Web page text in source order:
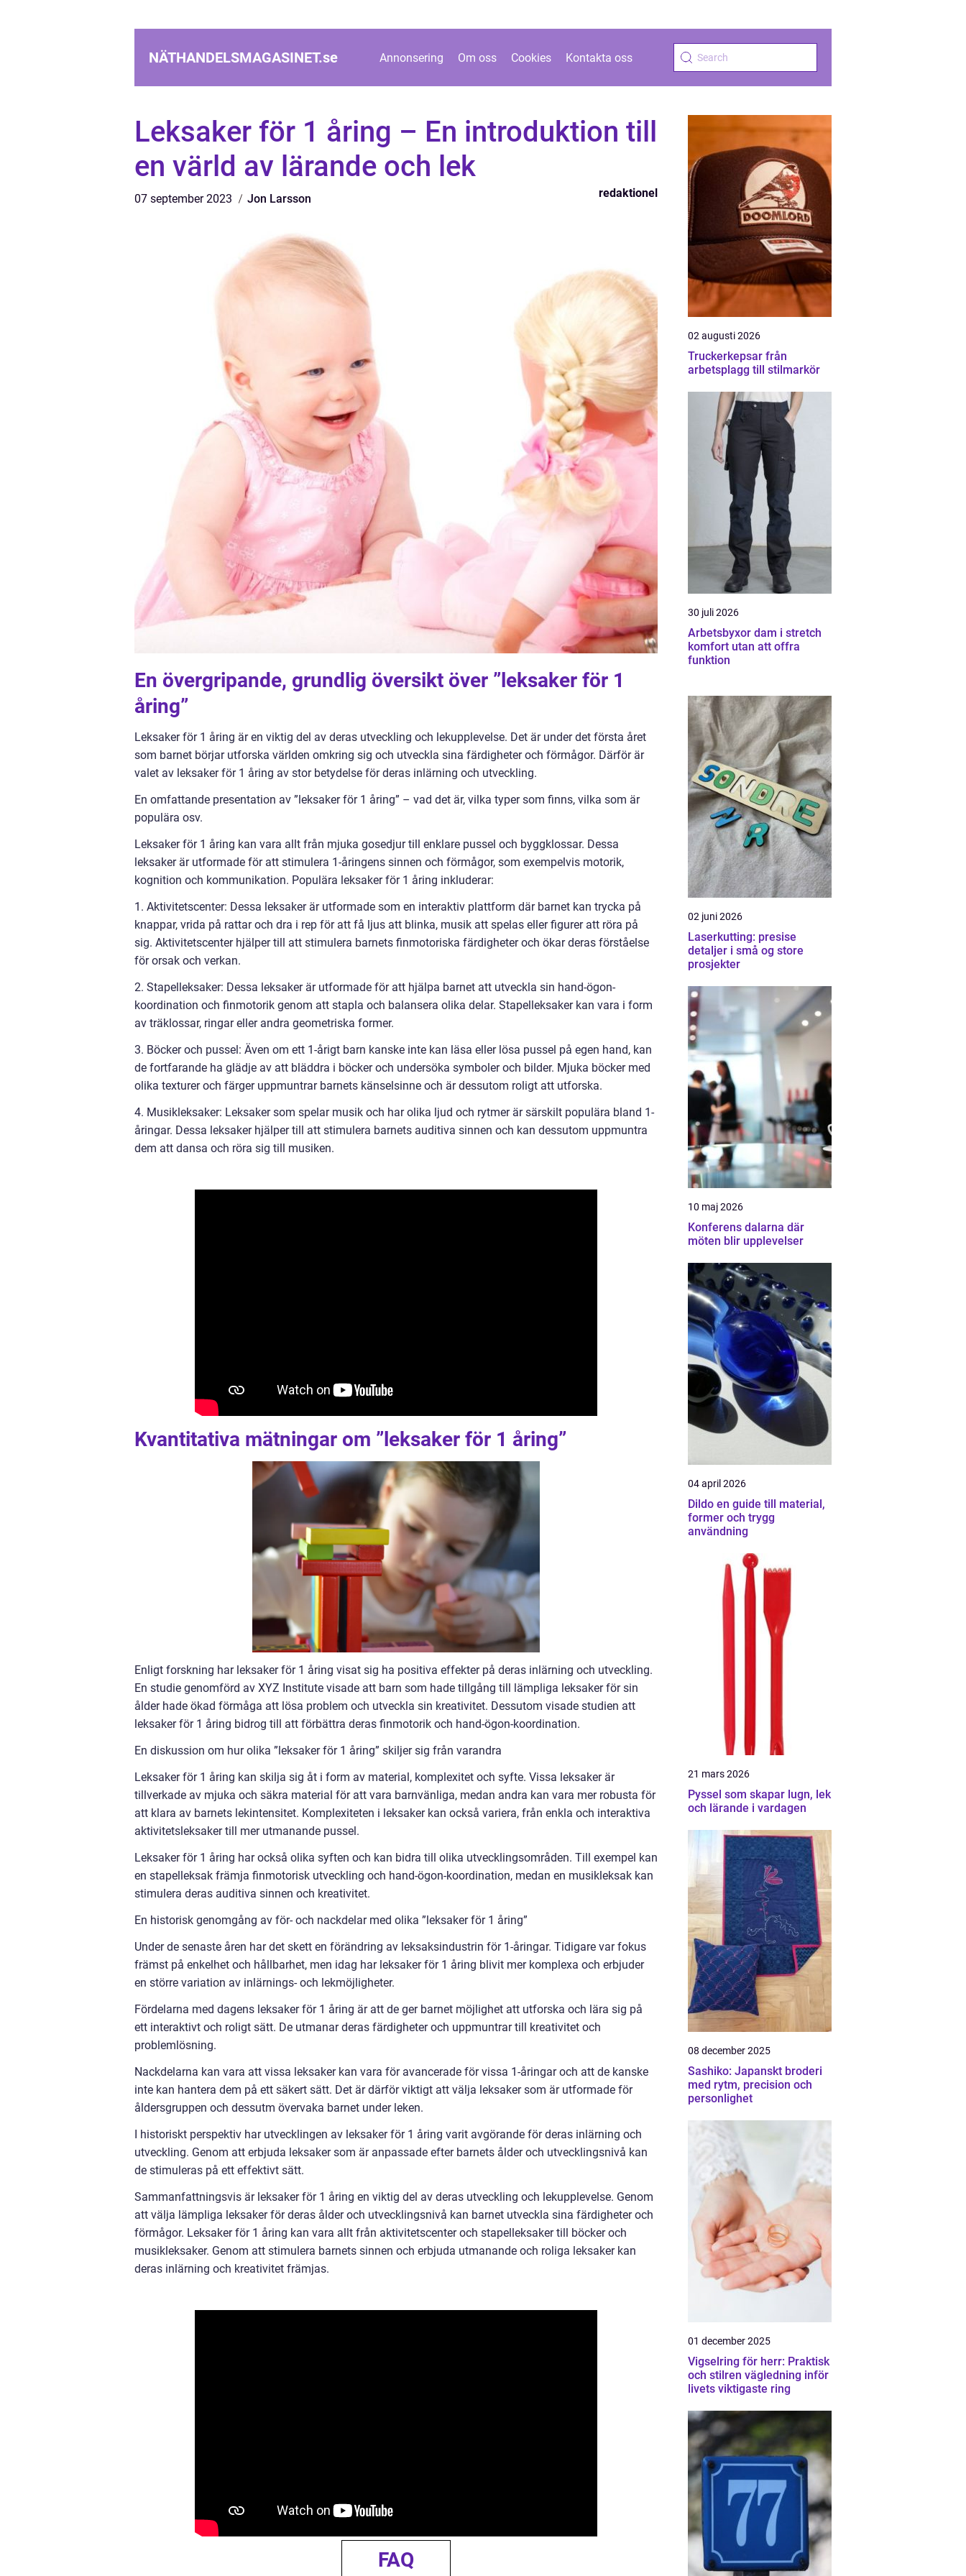
NÄTHANDELSMAGASINET.se Annonsering Om oss Cookies Kontakta oss
Leksaker för 1 åring – En introduktion till
en värld av lärande och lek
07 september 2023 Jon Larsson redaktionel
En övergripande, grundlig översikt över ”leksaker för 1
åring”
Leksaker för 1 åring är en viktig del av deras utveckling och lekupplevelse. Det är under det första året
som barnet börjar utforska världen omkring sig och utveckla sina färdigheter och förmågor. Därför är
valet av leksaker för 1 åring av stor betydelse för deras inlärning och utveckling.
En omfattande presentation av ”leksaker för 1 åring” – vad det är, vilka typer som finns, vilka som är
populära osv.
Leksaker för 1 åring kan vara allt från mjuka gosedjur till enklare pussel och byggklossar. Dessa
leksaker är utformade för att stimulera 1-åringens sinnen och förmågor, som exempelvis motorik,
kognition och kommunikation. Populära leksaker för 1 åring inkluderar:
1. Aktivitetscenter: Dessa leksaker är utformade som en interaktiv plattform där barnet kan trycka på
knappar, vrida på rattar och dra i rep för att få ljus att blinka, musik att spelas eller figurer att röra på
sig. Aktivitetscenter hjälper till att stimulera barnets finmotoriska färdigheter och ökar deras förståelse
för orsak och verkan.
2. Stapelleksaker: Dessa leksaker är utformade för att hjälpa barnet att utveckla sin hand-ögon-
koordination och finmotorik genom att stapla och balansera olika delar. Stapelleksaker kan vara i form
av träklossar, ringar eller andra geometriska former.
3. Böcker och pussel: Även om ett 1-årigt barn kanske inte kan läsa eller lösa pussel på egen hand, kan
de fortfarande ha glädje av att bläddra i böcker och undersöka symboler och bilder. Mjuka böcker med
olika texturer och färger uppmuntrar barnets känselsinne och är dessutom roligt att utforska.
4. Musikleksaker: Leksaker som spelar musik och har olika ljud och rytmer är särskilt populära bland 1-
åringar. Dessa leksaker hjälper till att stimulera barnets auditiva sinnen och kan dessutom uppmuntra
dem att dansa och röra sig till musiken.
Kvantitativa mätningar om ”leksaker för 1 åring”
Enligt forskning har leksaker för 1 åring visat sig ha positiva effekter på deras inlärning och utveckling.
En studie genomförd av XYZ Institute visade att barn som hade tillgång till lämpliga leksaker för sin
ålder hade ökad förmåga att lösa problem och utveckla sin kreativitet. Dessutom visade studien att
leksaker för 1 åring bidrog till att förbättra deras finmotorik och hand-ögon-koordination.
En diskussion om hur olika ”leksaker för 1 åring” skiljer sig från varandra
Leksaker för 1 åring kan skilja sig åt i form av material, komplexitet och syfte. Vissa leksaker är
tillverkade av mjuka och säkra material för att vara barnvänliga, medan andra kan vara mer robusta för
att klara av barnets lekintensitet. Komplexiteten i leksaker kan också variera, från enkla och interaktiva
aktivitetsleksaker till mer utmanande pussel.
Leksaker för 1 åring har också olika syften och kan bidra till olika utvecklingsområden. Till exempel kan
en stapelleksak främja finmotorisk utveckling och hand-ögon-koordination, medan en musikleksak kan
stimulera deras auditiva sinnen och kreativitet.
En historisk genomgång av för- och nackdelar med olika ”leksaker för 1 åring”
Under de senaste åren har det skett en förändring av leksaksindustrin för 1-åringar. Tidigare var fokus
främst på enkelhet och hållbarhet, men idag har leksaker för 1 åring blivit mer komplexa och erbjuder
en större variation av inlärnings- och lekmöjligheter.
Fördelarna med dagens leksaker för 1 åring är att de ger barnet möjlighet att utforska och lära sig på
ett interaktivt och roligt sätt. De utmanar deras färdigheter och uppmuntrar till kreativitet och
problemlösning.
Nackdelarna kan vara att vissa leksaker kan vara för avancerade för vissa 1-åringar och att de kanske
inte kan hantera dem på ett säkert sätt. Det är därför viktigt att välja leksaker som är utformade för
åldersgruppen och dessutm övervaka barnet under leken.
I historiskt perspektiv har utvecklingen av leksaker för 1 åring varit avgörande för deras inlärning och
utveckling. Genom att erbjuda leksaker som är anpassade efter barnets ålder och utvecklingsnivå kan
de stimuleras på ett effektivt sätt.
Sammanfattningsvis är leksaker för 1 åring en viktig del av deras utveckling och lekupplevelse. Genom
att välja lämpliga leksaker för deras ålder och utvecklingsnivå kan barnet utveckla sina färdigheter och
förmågor. Leksaker för 1 åring kan vara allt från aktivitetscenter och stapelleksaker till böcker och
musikleksaker. Genom att stimulera barnets sinnen och erbjuda utmanande och roliga leksaker kan
deras inlärning och kreativitet främjas.
FAQ
02 augusti 2026
Truckerkepsar från
arbetsplagg till stilmarkör
30 juli 2026
Arbetsbyxor dam i stretch
komfort utan att offra
funktion
02 juni 2026
Laserkutting: presise
detaljer i små og store
prosjekter
10 maj 2026
Konferens dalarna där
möten blir upplevelser
04 april 2026
Dildo en guide till material,
former och trygg
användning
21 mars 2026
Pyssel som skapar lugn, lek
och lärande i vardagen
08 december 2025
Sashiko: Japanskt broderi
med rytm, precision och
personlighet
01 december 2025
Vigselring för herr: Praktisk
och stilren vägledning inför
livets viktigaste ring